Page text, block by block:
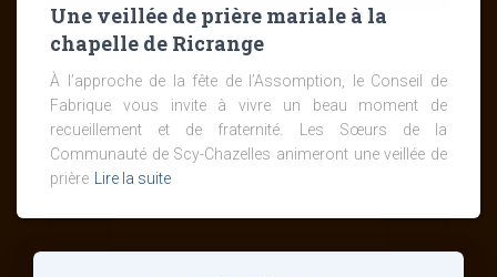
Une veillée de prière mariale à la
chapelle de Ricrange
À l’approche de la fête de l’Assomption, le Conseil de
Fabrique vous invite à vivre un beau moment de
recueillement et de fraternité. Les Sœurs de la
Communauté de Scy-Chazelles animeront une veillée de
prière
Lire la suite